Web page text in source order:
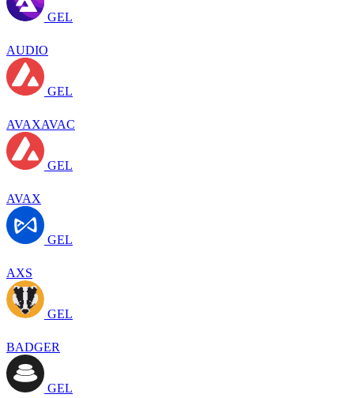
GEL
AUDIO
GEL
AVAXAVAC
GEL
AVAX
GEL
AXS
GEL
BADGER
GEL